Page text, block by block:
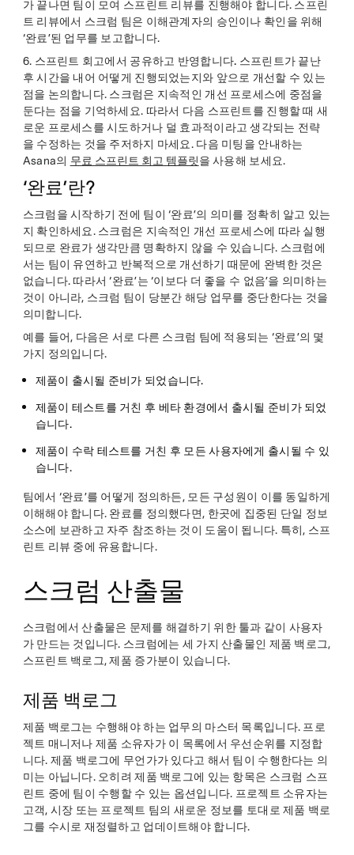
가 끝나면 팀이 모여 스프린트 리뷰를 진행해야 합니다. 스프린
트 리뷰에서 스크럼 팀은 이해관계자의 승인이나 확인을 위해
‘완료’된 업무를 보고합니다.
6. 스프린트 회고에서 공유하고 반영합니다. 스프린트가 끝난
후 시간을 내어 어떻게 진행되었는지와 앞으로 개선할 수 있는
점을 논의합니다. 스크럼은 지속적인 개선 프로세스에 중점을
둔다는 점을 기억하세요. 따라서 다음 스프린트를 진행할 때 새
로운 프로세스를 시도하거나 덜 효과적이라고 생각되는 전략
을 수정하는 것을 주저하지 마세요. 다음 미팅을 안내하는
Asana의 무료 스프린트 회고 템플릿을 사용해 보세요.
‘완료’란?
스크럼을 시작하기 전에 팀이 ‘완료’의 의미를 정확히 알고 있는
지 확인하세요. 스크럼은 지속적인 개선 프로세스에 따라 실행
되므로 완료가 생각만큼 명확하지 않을 수 있습니다. 스크럼에
서는 팀이 유연하고 반복적으로 개선하기 때문에 완벽한 것은
없습니다. 따라서 ‘완료’는 ‘이보다 더 좋을 수 없음’을 의미하는
것이 아니라, 스크럼 팀이 당분간 해당 업무를 중단한다는 것을
의미합니다.
예를 들어, 다음은 서로 다른 스크럼 팀에 적용되는 ‘완료’의 몇
가지 정의입니다.
제품이 출시될 준비가 되었습니다.
제품이 테스트를 거친 후 베타 환경에서 출시될 준비가 되었
습니다.
제품이 수락 테스트를 거친 후 모든 사용자에게 출시될 수 있
습니다.
팀에서 ‘완료’를 어떻게 정의하든, 모든 구성원이 이를 동일하게
이해해야 합니다. 완료를 정의했다면, 한곳에 집중된 단일 정보
소스에 보관하고 자주 참조하는 것이 도움이 됩니다. 특히, 스프
린트 리뷰 중에 유용합니다.
스크럼 산출물
스크럼에서 산출물은 문제를 해결하기 위한 툴과 같이 사용자
가 만드는 것입니다. 스크럼에는 세 가지 산출물인 제품 백로그,
스프린트 백로그, 제품 증가분이 있습니다.
제품 백로그
제품 백로그는 수행해야 하는 업무의 마스터 목록입니다. 프로
젝트 매니저나 제품 소유자가 이 목록에서 우선순위를 지정합
니다. 제품 백로그에 무언가가 있다고 해서 팀이 수행한다는 의
미는 아닙니다. 오히려 제품 백로그에 있는 항목은 스크럼 스프
린트 중에 팀이 수행할 수 있는 옵션입니다. 프로젝트 소유자는
고객, 시장 또는 프로젝트 팀의 새로운 정보를 토대로 제품 백로
그를 수시로 재정렬하고 업데이트해야 합니다.